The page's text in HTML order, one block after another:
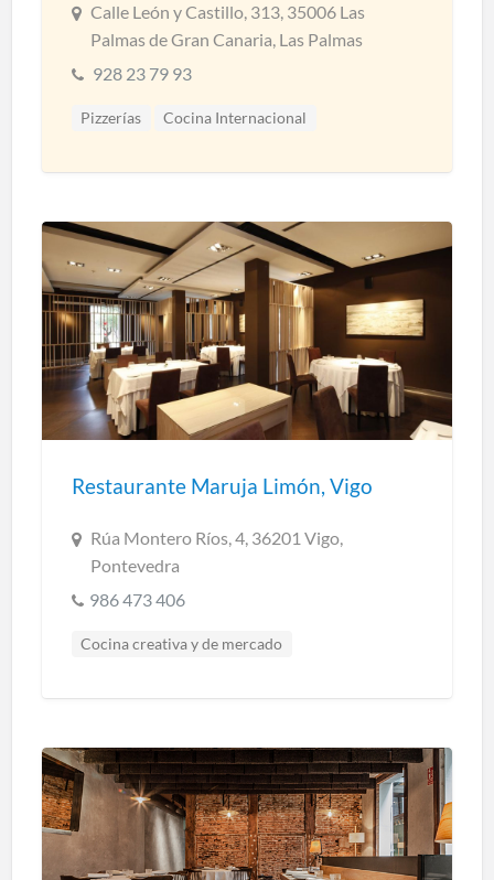
Calle León y Castillo, 313, 35006 Las
Palmas de Gran Canaria, Las Palmas
928 23 79 93
Pizzerías Cocina Internacional
Restaurante Maruja Limón, Vigo
Rúa Montero Ríos, 4, 36201 Vigo,
Pontevedra
986 473 406
Cocina creativa y de mercado